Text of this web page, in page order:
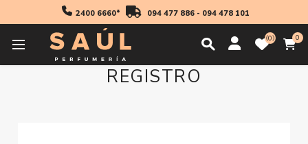
2400 6660* 094 477 886- 094 478 101
0 0
REGISTRO